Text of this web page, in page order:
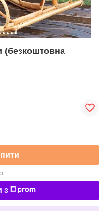
(безкоштовна
з